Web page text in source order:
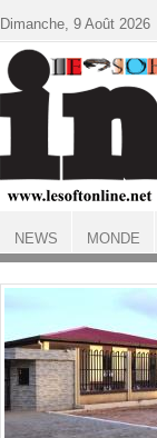
ACCUEIL
Dimanche, 9 Août 2026
NEWS MONDE